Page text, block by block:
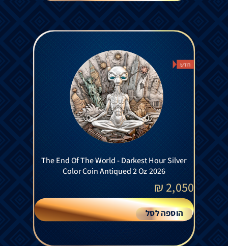
חדש
The End Of The World - Darkest Hour Silver
Color Coin Antiqued 2 Oz 2026
2,050
₪
הוספה לסל